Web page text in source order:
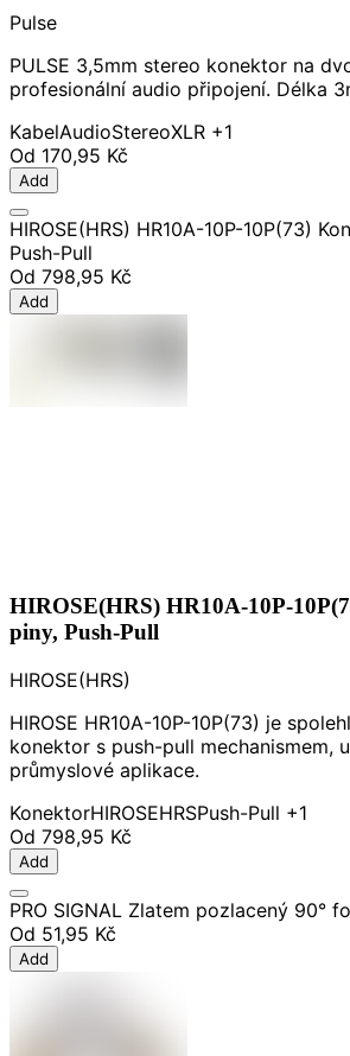
Pulse
PULSE 3,5mm stereo konektor na
profesionální audio připojení. Délka
KabelAudioStereoXLR +1
Od 170,95 Kč
Add
HIROSE(HRS) HR10A-10P-10P(73)
Push-Pull
Od 798,95 Kč
Add
HIROSE(HRS) HR10A-10P-
piny, Push-Pull
HIROSE(HRS)
HIROSE HR10A-10P-10P(73) je
konektor s push-pull mechanismem,
průmyslové aplikace.
KonektorHIROSEHRSPush-Pull +1
Od 798,95 Kč
Add
PRO SIGNAL Zlatem pozlacený 90°
Od 51,95 Kč
Add